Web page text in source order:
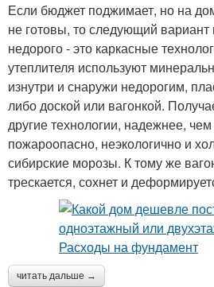
Если бюджет поджимает, но на
не готовы, то следующий вариант
недорого - это каркасные
утеплителя используют
изнутри и снаружи недорогим,
либо доской или вагонкой.
другие технологии, надежнее,
пожароопасно, неэкологично и
сибирские морозы. К тому же
трескается, сохнет и
читать дальше →